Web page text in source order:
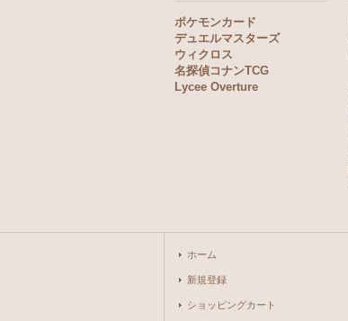
ポケモンカード
デュエルマスターズ
ウィクロス
名探偵コナンTCG
Lycee Overture
ホーム
新規登録
ショッピングカート